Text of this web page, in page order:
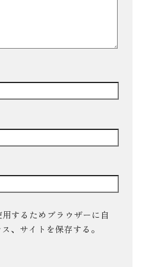
するためブラウザーに自
、サイトを保存する。